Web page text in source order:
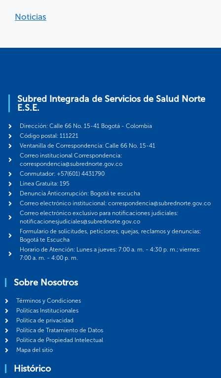
Noticias
Subred Integrada de Servicios de Salud Norte
E.S.E.
Dirección: Calle 66 No. 15-41 Bogotá - Colombia
Código postal: 111221
Ventanilla de Correspondencia: Calle 66 No. 15-41
Correo institucional Correspondencia:
correspondencia@subrednorte.gov.co
Conmutador: +57(601) 4431790
Línea Gratuita: 195
Denuncia Anticorrupción: Bogotá te escucha
Correo electrónico institucional: correspondencia@subrednorte.gov.co
Correo electrónico exclusivo para notificaciones judiciales:
notificacionesjudiciales@subrednorte.gov.co
Formulario de solicitudes, peticiones, quejas, reclamos y denuncias:
Bogotá te Escucha
Horario de Atención: Lunes a jueves: 7:00 a. m. - 4:30 p. m.; viernes:
7:00 a. m. - 4:00 p. m.
Sobre Nosotros
Términos y Condiciones
Politicas Institucionales
Política de privacidad
Política de Tratamiento de Datos
Política de Propiedad Intelectual
Mapa del sitio
Histórico